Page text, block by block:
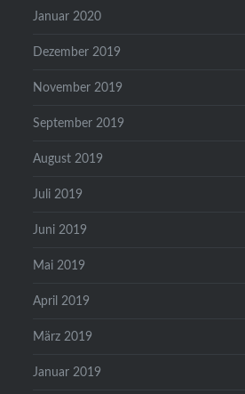
Januar 2020
Dezember 2019
November 2019
September 2019
August 2019
Juli 2019
Juni 2019
Mai 2019
April 2019
März 2019
Januar 2019